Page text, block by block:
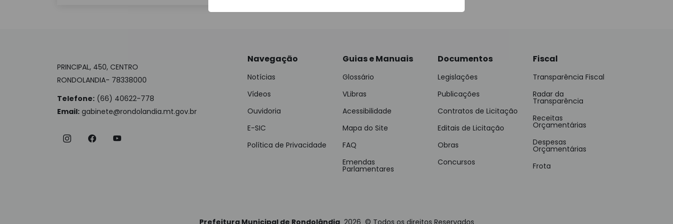
PRINCIPAL, 450, CENTRO
RONDOLANDIA- 78338000
Telefone: (66) 40622-778
Email: gabinete@rondolandia.mt.gov.br
Navegação
Notícias
Vídeos
Ouvidoria
E-SIC
Política de Privacidade
Guias e Manuais
Glossário
VLibras
Acessibilidade
Mapa do Site
FAQ
Emendas
Parlamentares
Documentos
Legislações
Publicações
Contratos de Licitação
Editais de Licitação
Obras
Concursos
Fiscal
Transparência Fiscal
Radar da
Transparência
Receitas
Orçamentárias
Despesas
Orçamentárias
Frota